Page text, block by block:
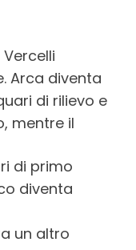
Arca diventa
di rilievo e
mentre il
di primo
diventa
un altro